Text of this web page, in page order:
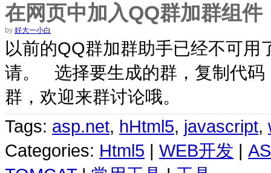
在网页中加入QQ群加群组件
by 好大一小白
以前的QQ群加群助手已经不可
请。 选择要生成的群，复制代
群，欢迎来群讨论哦。
Tags: asp.net, hHtml5, javascript,
Categories: Html5 | WEB开发 |